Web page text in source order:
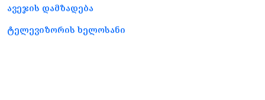
ავეჯის დამზადება
ტელევიზორის ხელოსანი